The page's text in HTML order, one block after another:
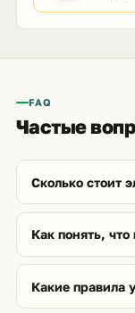
FAQ
Частые
Сколько стоит
Как понять,
Какие правила